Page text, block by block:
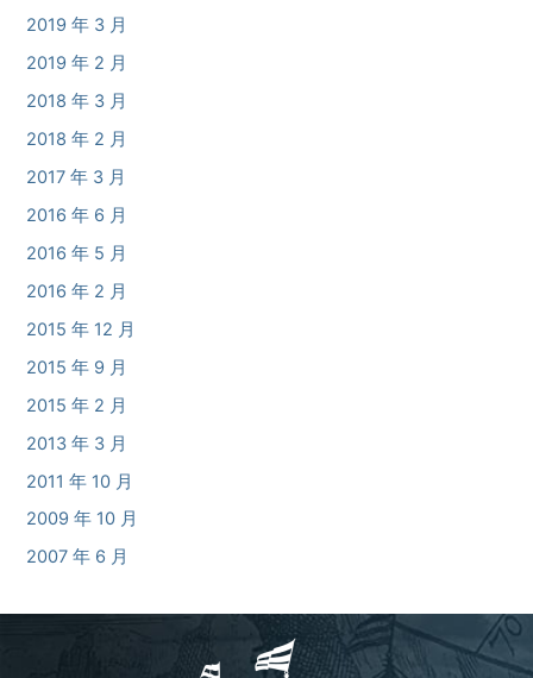
2019 年 3 月
2019 年 2 月
2018 年 3 月
2018 年 2 月
2017 年 3 月
2016 年 6 月
2016 年 5 月
2016 年 2 月
2015 年 12 月
2015 年 9 月
2015 年 2 月
2013 年 3 月
2011 年 10 月
2009 年 10 月
2007 年 6 月